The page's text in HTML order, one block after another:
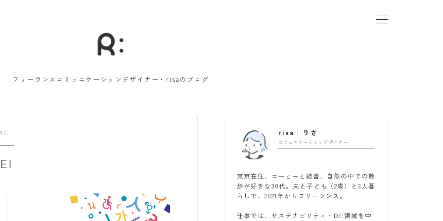
フリーランスコミュニケーションデザイナー・risaのブログ
risa｜りさ
コミュニケーションデザイナー
東京在住、コーヒーと読書、自然の中での散
歩が好きな30代。夫と子ども（2歳）と3人暮
らしで、2021年からフリーランス。
仕事では、サステナビリティ・DEI領域を中